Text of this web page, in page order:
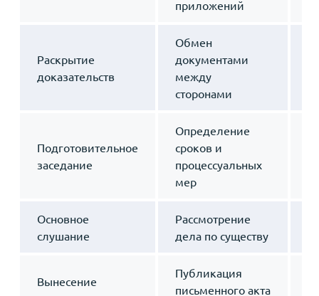
приложений
Раскрытие
доказательств
Обмен
документами
между
сторонами
Подготовительное
заседание
Определение
сроков и
процессуальных
мер
Основное
слушание
Рассмотрение
дела по существу
Вынесение
Публикация
письменного акта